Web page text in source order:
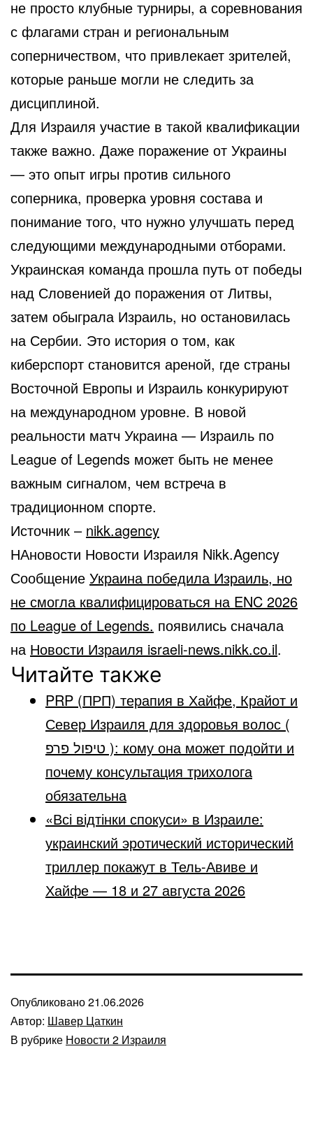
не просто клубные турниры, а соревнования
с флагами стран и региональным
соперничеством, что привлекает зрителей,
которые раньше могли не следить за
дисциплиной.
Для Израиля участие в такой квалификации
также важно. Даже поражение от Украины
— это опыт игры против сильного
соперника, проверка уровня состава и
понимание того, что нужно улучшать перед
следующими международными отборами.
Украинская команда прошла путь от победы
над Словенией до поражения от Литвы,
затем обыграла Израиль, но остановилась
на Сербии. Это история о том, как
киберспорт становится ареной, где страны
Восточной Европы и Израиль конкурируют
на международном уровне. В новой
реальности матч Украина — Израиль по
League of Legends может быть не менее
важным сигналом, чем встреча в
традиционном спорте.
Источник – nikk.agency
НАновости Новости Израиля Nikk.Agency
Сообщение Украина победила Израиль, но
не смогла квалифицироваться на ENC 2026
по League of Legends. появились сначала
на Новости Израиля israeli-news.nikk.co.il.
Читайте также
PRP (ПРП) терапия в Хайфе, Крайот и
Север Израиля для здоровья волос (
טיפול פרפ ): кому она может подойти и
почему консультация трихолога
обязательна
«Всі відтінки спокуси» в Израиле:
украинский эротический исторический
триллер покажут в Тель-Авиве и
Хайфе — 18 и 27 августа 2026
Опубликовано21.06.2026
Автор: Шавер Цаткин
В рубрике Новости 2 Израиля